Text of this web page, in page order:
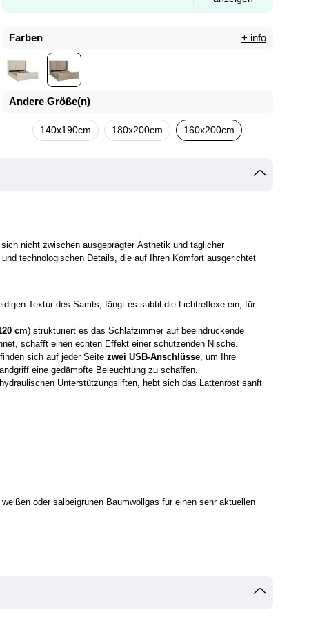
Farben + info
Andere Größe(n)
140x190cm 180x200cm 160x200cm
nicht zwischen ausgeprägter Ästhetik und täglicher
technologischen Details, die auf Ihren Komfort ausgerichtet
Textur des Samts, fängt es subtil die Lichtreflexe ein, für
cm) strukturiert es das Schlafzimmer auf beeindruckende
schafft einen echten Effekt einer schützenden Nische.
sich auf jeder Seite zwei USB-Anschlüsse , um Ihre
eine gedämpfte Beleuchtung zu schaffen.
Unterstützungsliften, hebt sich das Lattenrost sanft
oder salbeigrünen Baumwollgas für einen sehr aktuellen